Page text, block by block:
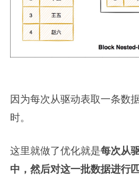
因为每次从驱动表取一条数
时。
这里就做了优化就是每次从
中，然后对这一批数据进行